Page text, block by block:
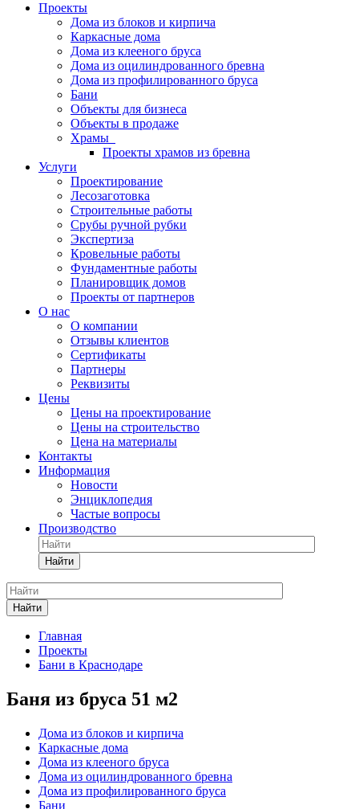
Проекты
Дома из блоков и кирпича
Каркасные дома
Дома из клееного бруса
Дома из оцилиндрованного бревна
Дома из профилированного бруса
Бани
Объекты для бизнеса
Объекты в продаже
Храмы
Проекты храмов из бревна
Услуги
Проектирование
Лесозаготовка
Строительные работы
Срубы ручной рубки
Экспертиза
Кровельные работы
Фундаментные работы
Планировщик домов
Проекты от партнеров
О нас
О компании
Отзывы клиентов
Сертификаты
Партнеры
Реквизиты
Цены
Цены на проектирование
Цены на строительство
Цена на материалы
Контакты
Информация
Новости
Энциклопедия
Частые вопросы
Производство
Найти
Найти
Главная
Проекты
Бани в Краснодаре
Баня из бруса 51 м2
Дома из блоков и кирпича
Каркасные дома
Дома из клееного бруса
Дома из оцилиндрованного бревна
Дома из профилированного бруса
Бани